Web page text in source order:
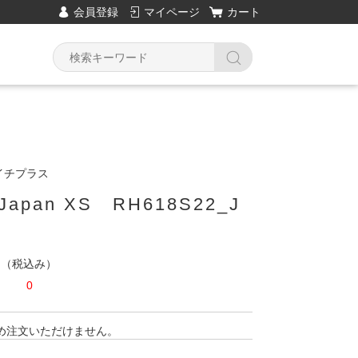
会員登録 マイページ カート
プラス
XS RH618S22_J
（税込み）
0
注文いただけません。